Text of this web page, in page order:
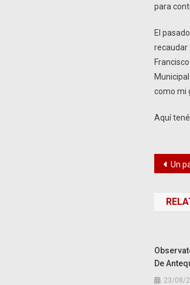
para
El
recaudar
como mi
Aquí
Un
De
23/08/